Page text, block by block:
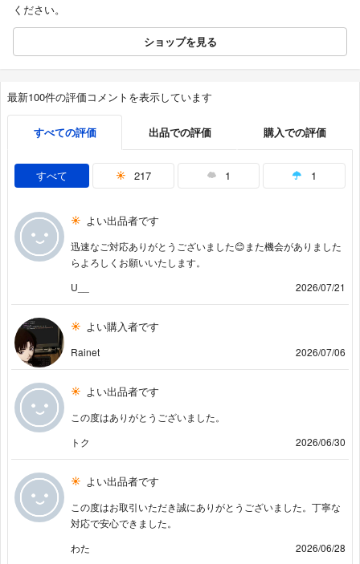
ください。
ショップを見る
最新100件の評価コメントを表示しています
すべての評価 出品での評価 購入での評価
すべて 217 1 1
よい出品者です
迅速なご対応ありがとうございました😊また機会がありました
らよろしくお願いいたします。
U__
2026/07/21
よい購入者です
Rainet 2026/07/06
よい出品者です
この度はありがとうございました。
トク
2026/06/30
よい出品者です
この度はお取引いただき誠にありがとうございました。丁寧な
対応で安心できました。
わた
2026/06/28